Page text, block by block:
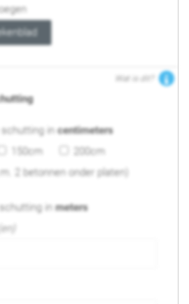
Wat is dit?
schutting incentimeters
150cm
200cm
2 betonnen onder platen)
inmeters